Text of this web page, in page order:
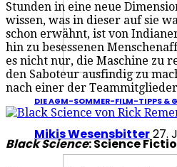
DIE AGM-SOMMER-FILM-TIPPS &
Mikis Wesensbitter27.
Stunden in eine neue
wissen, was in dieser auf sie
schon erwähnt, ist von
hin zu besessenen
es nicht nur, die Maschine zu
den Saboteur ausfindig zu
nach einer der
Black Science: Science